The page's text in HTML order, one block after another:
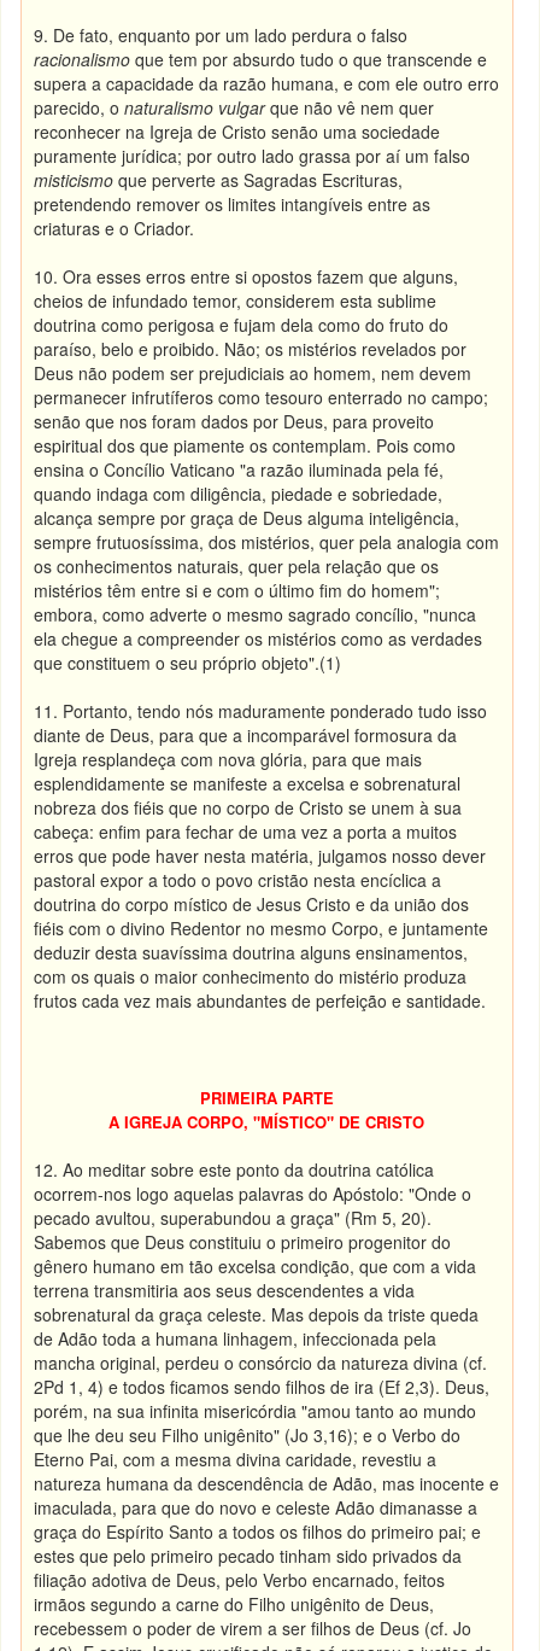
9. De fato, enquanto por um lado perdura o falso
racionalismo que tem por absurdo tudo o que transcende e
supera a capacidade da razão humana, e com ele outro erro
parecido, onaturalismo vulgarque não vê nem quer
reconhecer na Igreja de Cristo senão uma sociedade
puramente jurídica; por outro lado grassa por aí um falso
misticismo que perverte as Sagradas Escrituras,
pretendendo remover os limites intangíveis entre as
criaturas e o Criador.
10. Ora esses erros entre si opostos fazem que alguns,
cheios de infundado temor, considerem esta sublime
doutrina como perigosa e fujam dela como do fruto do
paraíso, belo e proibido. Não; os mistérios revelados por
Deus não podem ser prejudiciais ao homem, nem devem
permanecer infrutíferos como tesouro enterrado no campo;
senão que nos foram dados por Deus, para proveito
espiritual dos que piamente os contemplam. Pois como
ensina o Concílio Vaticano "a razão iluminada pela fé,
quando indaga com diligência, piedade e sobriedade,
alcança sempre por graça de Deus alguma inteligência,
sempre frutuosíssima, dos mistérios, quer pela analogia com
os conhecimentos naturais, quer pela relação que os
mistérios têm entre si e com o último fim do homem";
embora, como adverte o mesmo sagrado concílio, "nunca
ela chegue a compreender os mistérios como as verdades
que constituem o seu próprio objeto".(1)
11. Portanto, tendo nós maduramente ponderado tudo isso
diante de Deus, para que a incomparável formosura da
Igreja resplandeça com nova glória, para que mais
esplendidamente se manifeste a excelsa e sobrenatural
nobreza dos fiéis que no corpo de Cristo se unem à sua
cabeça: enfim para fechar de uma vez a porta a muitos
erros que pode haver nesta matéria, julgamos nosso dever
pastoral expor a todo o povo cristão nesta encíclica a
doutrina do corpo místico de Jesus Cristo e da união dos
fiéis com o divino Redentor no mesmo Corpo, e juntamente
deduzir desta suavíssima doutrina alguns ensinamentos,
com os quais o maior conhecimento do mistério produza
frutos cada vez mais abundantes de perfeição e santidade.
PRIMEIRA PARTE
A IGREJA CORPO, "MÍSTICO" DE CRISTO
12. Ao meditar sobre este ponto da doutrina católica
ocorrem-nos logo aquelas palavras do Apóstolo: "Onde o
pecado avultou, superabundou a graça" (Rm 5, 20).
Sabemos que Deus constituiu o primeiro progenitor do
gênero humano em tão excelsa condição, que com a vida
terrena transmitiria aos seus descendentes a vida
sobrenatural da graça celeste. Mas depois da triste queda
de Adão toda a humana linhagem, infeccionada pela
mancha original, perdeu o consórcio da natureza divina (cf.
2Pd 1, 4) e todos ficamos sendo filhos de ira (Ef 2,3). Deus,
porém, na sua infinita misericórdia "amou tanto ao mundo
que lhe deu seu Filho unigênito" (Jo 3,16); e o Verbo do
Eterno Pai, com a mesma divina caridade, revestiu a
natureza humana da descendência de Adão, mas inocente e
imaculada, para que do novo e celeste Adão dimanasse a
graça do Espírito Santo a todos os filhos do primeiro pai; e
estes que pelo primeiro pecado tinham sido privados da
filiação adotiva de Deus, pelo Verbo encarnado, feitos
irmãos segundo a carne do Filho unigênito de Deus,
recebessem o poder de virem a ser filhos de Deus (cf. Jo